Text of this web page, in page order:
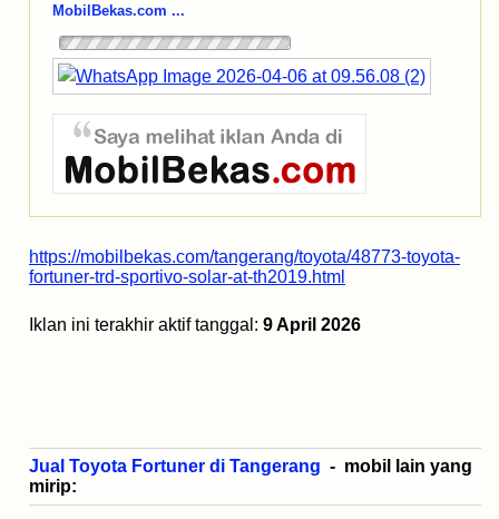
MobilBekas.com ...
https://mobilbekas.com/tangerang/toyota/48773-toyota-
fortuner-trd-sportivo-solar-at-th2019.html
Iklan ini terakhir aktif tanggal: 9 April 2026
Jual Toyota Fortuner di Tangerang - mobil lain yang
mirip: